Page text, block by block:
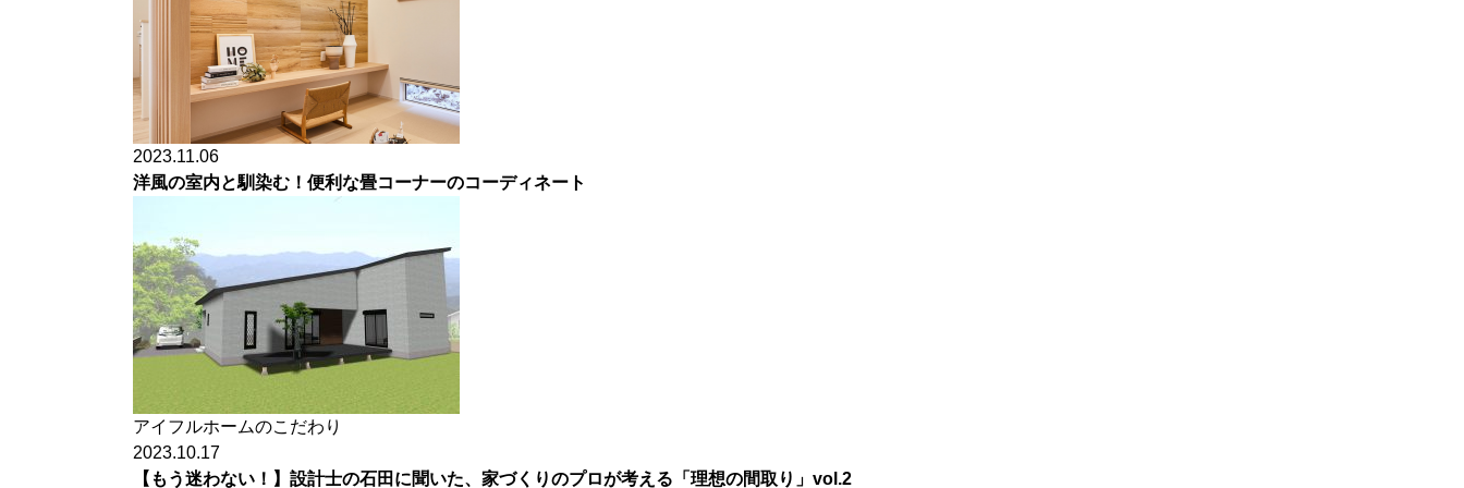
2023.11.06
洋風の室内と馴染む！便利な畳コーナーのコーディネート
アイフルホームのこだわり
2023.10.17
【もう迷わない！】設計士の石田に聞いた、家づくりのプロが考える「理想の間取り」vol.2